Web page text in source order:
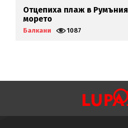
Отцепиха плаж в Румъния
морето
Балкани 1087